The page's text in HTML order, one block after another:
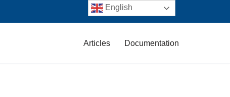
Articles Documentation
English